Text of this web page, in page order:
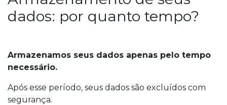
dados: por quanto tempo?
Armazenamos seus dados apenas pelo tempo
necessário.
Após esse período, seus dados são excluídos com
segurança.